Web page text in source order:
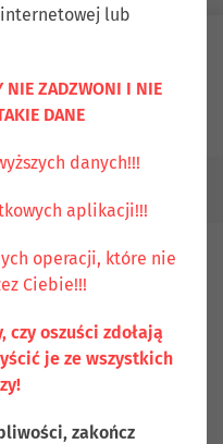
Kontakt
w Banku
Olecku
lub
NIE ZADZWONI I NIE
DANE
danych!!!
aplikacji!!!
operacji, które nie
Ciebie!!!
czy oszuści zdołają
je ze wszystkich
zakończ